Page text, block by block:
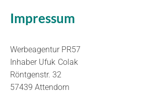
Impressum
Werbeagentur PR57
Inhaber Ufuk Colak
Röntgenstr. 32
57439 Attendorn